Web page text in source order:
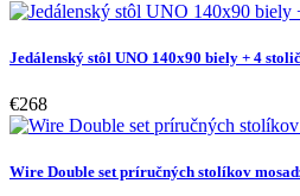
Jedálenský stôl UNO 140x90 biely + 4
€268
Wire Double set príručných stolíkov